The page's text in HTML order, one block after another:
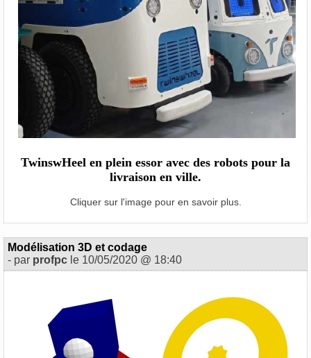
TwinswHeel en plein essor avec des robots pour la
livraison en ville.
Cliquer sur l'image pour en savoir plus.
Modélisation 3D et codage
- par profpc le 10/05/2020 @ 18:40